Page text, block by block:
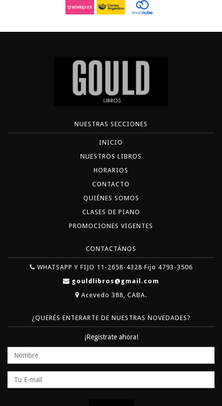
NUESTRAS SECCIONES
INICIO
NUESTROS LIBROS
HORARIOS
CONTACTO
QUIÉNES SOMOS
CLASES DE PIANO
PROMOCIONES VIGENTES
CONTACTÁNOS
WHATSAPP Y FIJO 11-2658-4328 Fijo 4793-3506
gouldlibros@gmail.com
Acevedo 388, CABA.
¿QUERÉS ENTERARTE DE NUESTRAS NOVEDADES?
¡Registrate ahora!